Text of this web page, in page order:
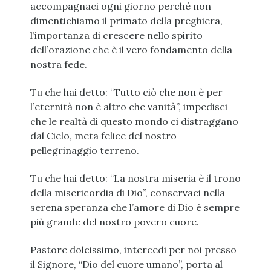
accompagnaci ogni giorno perché non
dimentichiamo il primato della preghiera,
l’importanza di crescere nello spirito
dell’orazione che è il vero fondamento della
nostra fede.
Tu che hai detto: “Tutto ciò che non è per
l’eternità non è altro che vanità”, impedisci
che le realtà di questo mondo ci distraggano
dal Cielo, meta felice del nostro
pellegrinaggio terreno.
Tu che hai detto: “La nostra miseria è il trono
della misericordia di Dio”, conservaci nella
serena speranza che l’amore di Dio è sempre
più grande del nostro povero cuore.
Pastore dolcissimo, intercedi per noi presso
il Signore, “Dio del cuore umano”, porta al